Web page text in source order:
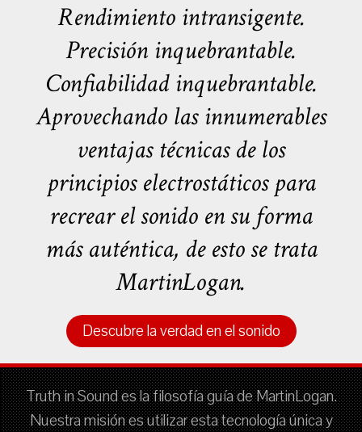
Rendimiento intransigente.
Precisión inquebrantable.
Confiabilidad inquebrantable.
Aprovechando las innumerables
ventajas técnicas de los
principios electrostáticos para
recrear el sonido en su forma
más auténtica, de esto se trata
MartinLogan.
Descubre la verdad en el sonido
Truth in Sound es la filosofía guía de MartinLogan.
Nuestra misión es utilizar esta tecnología única y